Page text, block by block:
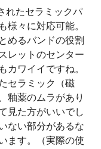
れたセラミックパ
様々に対応可能。
めるバンドの役割
レットのセンター
カワイイですね。
セラミック（磁
釉薬のムラがあり
見た方がいいでし
ない部分があるな
ます。（実際の使